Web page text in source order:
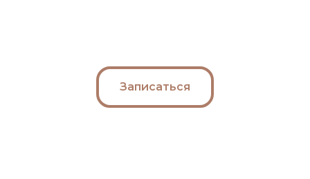
Записаться